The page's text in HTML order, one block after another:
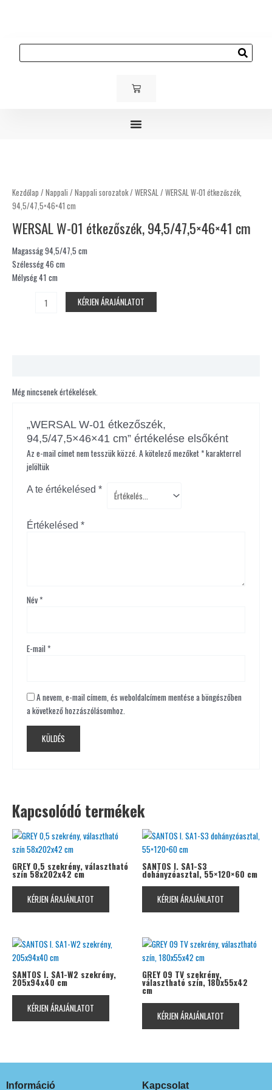
KOSÁR
Kezdőlap / Nappali / Nappali sorozatok/ WERSAL / WERSAL W-01 étkezőszék,
94,5/47,5×46×41 cm
WERSAL W-01 étkezőszék, 94,5/47,5×46×41 cm
Magasság 94,5/47,5 cm
Szélesség 46 cm
Mélység 41 cm
01
étkezőszék,
cm
KÉRJEN ÁRAJÁNLATOT
Még nincsenek értékelések.
„WERSAL W-01 étkezőszék,
94,5/47,5×46×41 cm” értékelése elsőként
Az e-mail címet nem tesszük közzé. A kötelező mezőket*karakterrel
jelöltük
A te értékelésed *
Értékelésed *
Név*
E-mail*
A nevem, e-mail címem, és weboldalcímem mentése a böngészőben
a következő hozzászólásomhoz.
Kapcsolódó termékek
GREY 0,5 szekrény, választható
szín 58x202x42 cm
KÉRJEN ÁRAJÁNLATOT
SANTOS I. SA1-S3
dohányzóasztal, 55×120×60 cm
KÉRJEN ÁRAJÁNLATOT
SANTOS I. SA1-W2 szekrény,
205x94x40 cm
KÉRJEN ÁRAJÁNLATOT
GREY 09 TV szekrény,
választható szín, 180x55x42
cm
KÉRJEN ÁRAJÁNLATOT
Információ Kapcsolat